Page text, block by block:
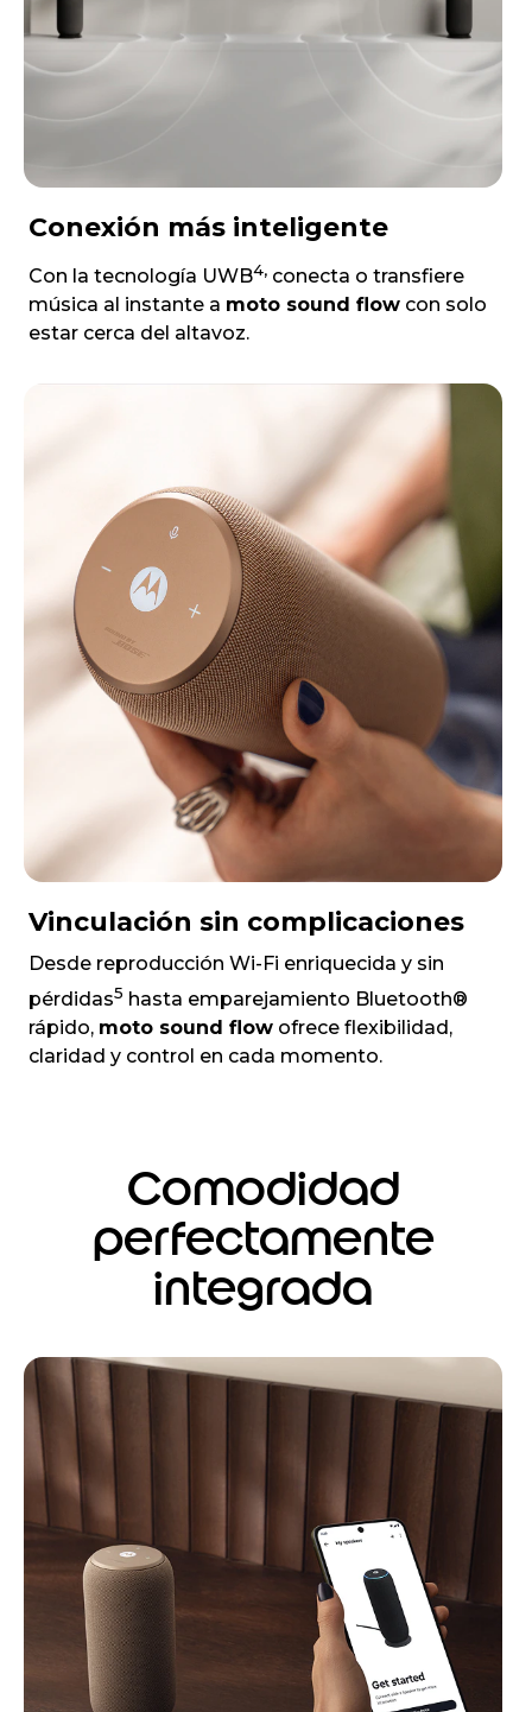
Conexión más inteligente
Con la tecnología UWB4, conecta o transfiere
música al instante a moto sound flow con solo
estar cerca del altavoz.
Vinculación sin complicaciones
Desde reproducción Wi-Fi enriquecida y sin
pérdidas5 hasta emparejamiento Bluetooth®
rápido, moto sound flow ofrece flexibilidad,
claridad y control en cada momento.
Comodidad
perfectamente
integrada